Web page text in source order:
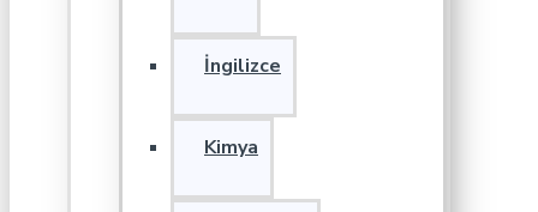
İngilizce
Kimya